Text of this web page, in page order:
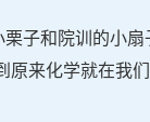
子和院训的小
原来化学就在我